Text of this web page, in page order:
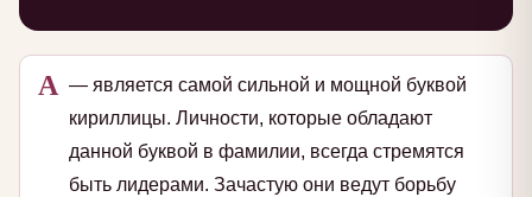
А — является самой сильной и мощной буквой
кириллицы. Личности, которые обладают
данной буквой в фамилии, всегда стремятся
быть лидерами. Зачастую они ведут борьбу